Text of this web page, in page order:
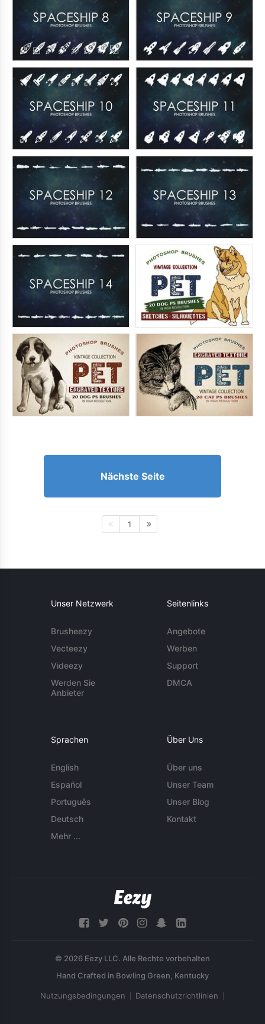
Nächste Seite
1
Unser Netzwerk
Brusheezy
Vecteezy
Videezy
Werden Sie
Anbieter
Seitenlinks
Angebote
Werben
Support
DMCA
Sprachen
English
Español
Português
Deutsch
Mehr ...
Über Uns
Über uns
Unser Team
Unser Blog
Kontakt
© 2026 Eezy LLC. Alle Rechte vorbehalten
Nutzungsbedingungen Datenschutzrichtlinien